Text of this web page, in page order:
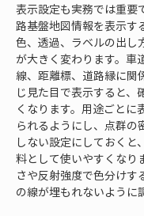
表示設定も実務では重要
路基盤地図情報を表示す
色、透過、ラベルの出し
が大きく変わります。車
線、距離標、道路縁に関
じ見た目で表示すると、
くなります。用途ごとに
られるようにし、点群の
しない設定にしておくと
料として使いやすくなり
さや反射強度で色分けす
の線が埋もれないように